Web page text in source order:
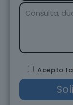
Acepto la